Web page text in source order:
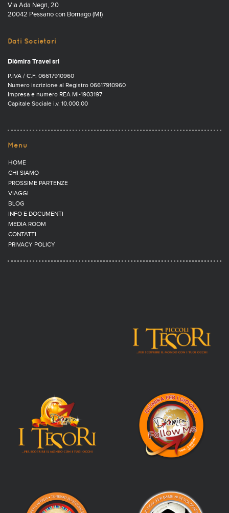
Via Ada Negri, 20
20042 Pessano con Bornago (MI)
Dati Societari
Diòmira Travel srl
P.IVA / C.F. 06617910960
Numero iscrizione al Registro 06617910960
Impresa e numero REA MI-1903197
Capitale Sociale i.v. 10.000,00
Menu
HOME
CHI SIAMO
PROSSIME PARTENZE
VIAGGI
BLOG
INFO E DOCUMENTI
MEDIA ROOM
CONTATTI
PRIVACY POLICY